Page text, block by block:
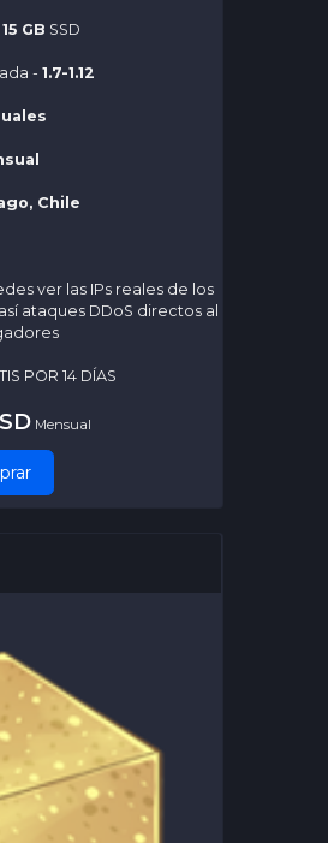
15 GB SSD
- 1.7-1.12
Chile
ver las IPs reales de los
ataques DDoS directos al
POR 14 DÍAS
Mensual